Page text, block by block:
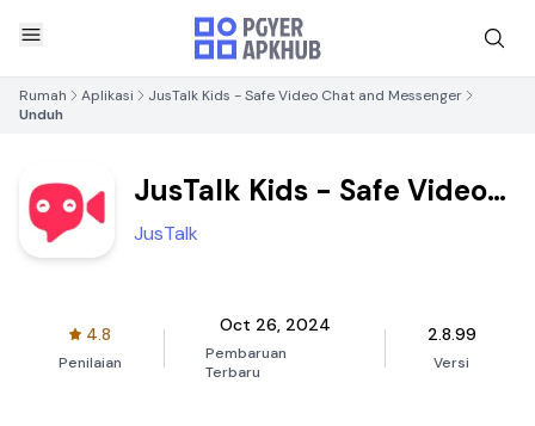
Rumah Aplikasi
JusTalk Kids - Safe Video Chat and Messenger
Unduh
JusTalk Kids - Safe Video
Chat and Messenger
JusTalk
4.8
Penilaian
Oct 26, 2024
Pembaruan
Terbaru
2.8.99
Versi